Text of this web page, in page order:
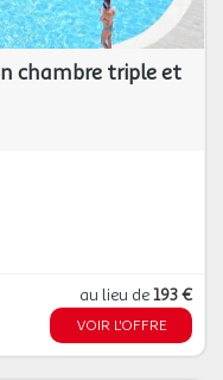
chambre triple et
au lieu de193 €
VOIR L'OFFRE